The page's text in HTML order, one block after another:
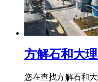
方解石和大
您在查找方解石和